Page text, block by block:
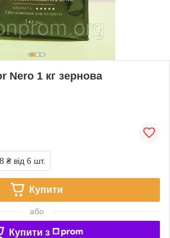
Nero 1 кг зернова
₴ від 6 шт.
Купити
або
Купити з